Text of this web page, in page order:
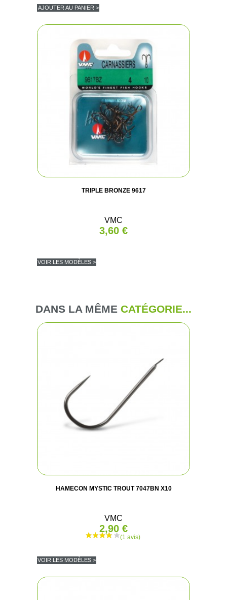
AJOUTER AU PANIER >
TRIPLE BRONZE 9617
VMC
3,60 €
VOIR LES MODÈLES >
DANS LA MÊME CATÉGORIE...
HAMECON MYSTIC TROUT 7047BN X10
VMC
2,90 €
VOIR LES MODÈLES >